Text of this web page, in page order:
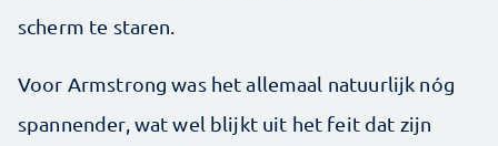
scherm te staren.
Voor Armstrong was het allemaal natuurlijk nóg
spannender, wat wel blijkt uit het feit dat zijn